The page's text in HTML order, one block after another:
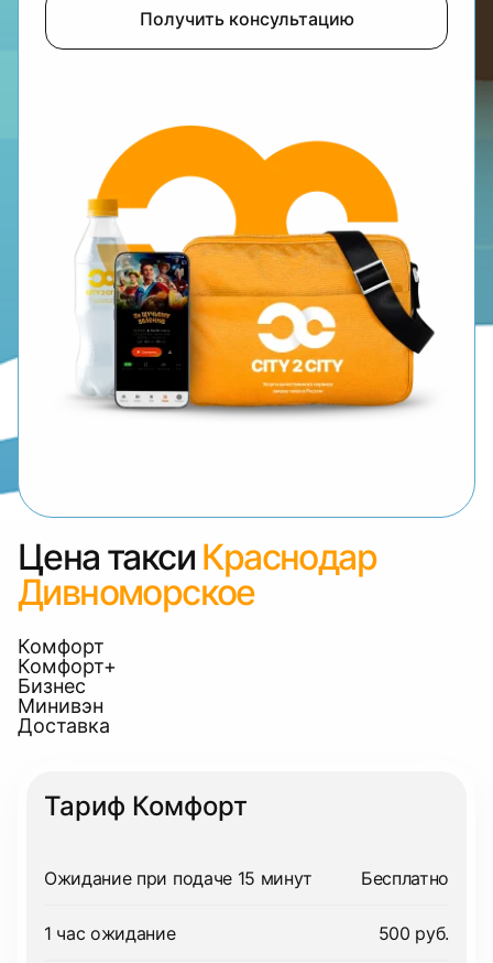
Получить консультацию
Цена такси Краснодар
Дивноморское
Комфорт
Комфорт+
Бизнес
Минивэн
Доставка
Тариф Комфорт
Ожидание при подаче 15 минут Бесплатно
1 час ожидание 500 руб.